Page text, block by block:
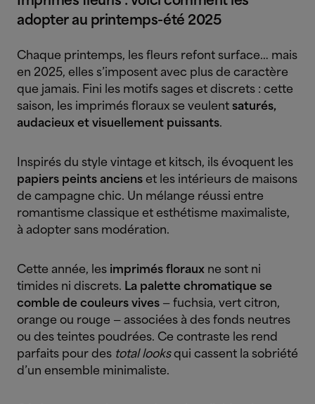
adopter au printemps-été 2025
Chaque printemps, les fleurs refont surface… mais
en 2025, elles s’imposent avec plus de caractère
que jamais. Fini les motifs sages et discrets : cette
saison, les imprimés floraux se veulent saturés,
audacieux et visuellement puissants.
Inspirés du style vintage et kitsch, ils évoquent les
papiers peints anciens et les intérieurs de maisons
de campagne chic. Un mélange réussi entre
romantisme classique et esthétisme maximaliste,
à adopter sans modération.
Cette année, les imprimés floraux ne sont ni
timides ni discrets. La palette chromatique se
comble de couleurs vives — fuchsia, vert citron,
orange ou rouge — associées à des fonds neutres
ou des teintes poudrées. Ce contraste les rend
parfaits pour des total looksqui cassent la sobriété
d’un ensemble minimaliste.